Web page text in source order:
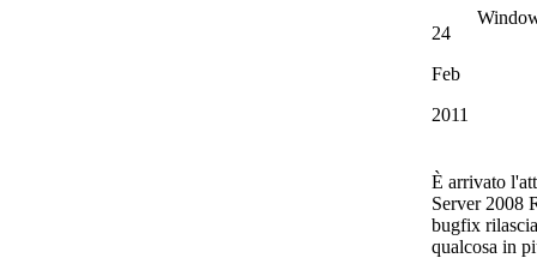
24
Feb
2011
È arrivato
Server 2008
bugfix
qualcosa in